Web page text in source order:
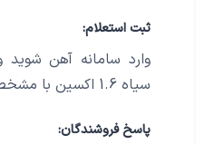
ثبت استعلام:
وارد سامانه آهن شوید
سیاه 1.6 اکسین با مشخصات دقیق ثبت کنید.
پاسخ فروشندگان: